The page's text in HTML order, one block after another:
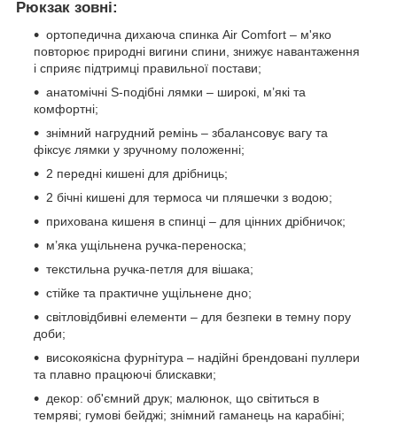
Рюкзак зовні:
ортопедична дихаюча спинка Air Comfort – м'яко
повторює природні вигини спини, знижує навантаження
і сприяє підтримці правильної постави;
анатомічні S-подібні лямки – широкі, м’які та
комфортні;
знімний нагрудний ремінь – збалансовує вагу та
фіксує лямки у зручному положенні;
2 передні кишені для дрібниць;
2 бічні кишені для термоса чи пляшечки з водою;
прихована кишеня в спинці – для цінних дрібничок;
м’яка ущільнена ручка-переноска;
текстильна ручка-петля для вішака;
стійке та практичне ущільнене дно;
світловідбивні елементи – для безпеки в темну пору
доби;
високоякісна фурнітура – надійні брендовані пуллери
та плавно працюючі блискавки;
декор: об'ємний друк; малюнок, що світиться в
темряві; гумові бейджі; знімний гаманець на карабіні;